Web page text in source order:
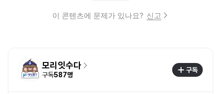
이 콘텐츠에 문제가 있나요? 신고
모리잇수다
구독587명
구독